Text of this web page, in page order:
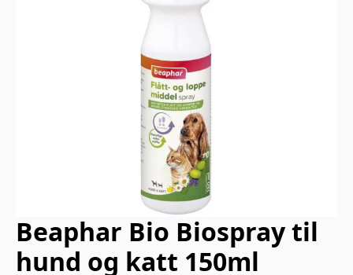
Beaphar Bio Biospray til
hund og katt 150ml